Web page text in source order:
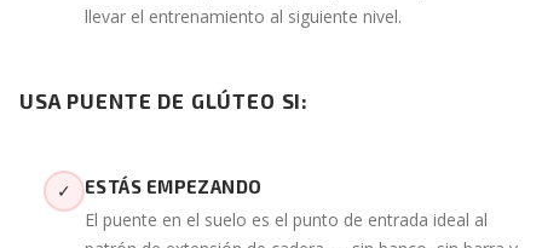
llevar el entrenamiento al siguiente nivel.
USA PUENTE DE GLÚTEO SI:
✓ ESTÁS EMPEZANDO
El puente en el suelo es el punto de entrada ideal al